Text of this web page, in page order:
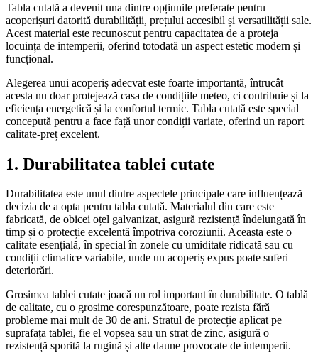
Tabla cutată a devenit una dintre opțiunile preferate pentru
acoperișuri datorită durabilității, prețului accesibil și versatilității sale.
Acest material este recunoscut pentru capacitatea de a proteja
locuința de intemperii, oferind totodată un aspect estetic modern și
funcțional.
Alegerea unui acoperiș adecvat este foarte importantă, întrucât
acesta nu doar protejează casa de condițiile meteo, ci contribuie și la
eficiența energetică și la confortul termic. Tabla cutată este special
concepută pentru a face față unor condiții variate, oferind un raport
calitate-preț excelent.
1. Durabilitatea tablei cutate
Durabilitatea este unul dintre aspectele principale care influențează
decizia de a opta pentru tabla cutată. Materialul din care este
fabricată, de obicei oțel galvanizat, asigură rezistență îndelungată în
timp și o protecție excelentă împotriva coroziunii. Aceasta este o
calitate esențială, în special în zonele cu umiditate ridicată sau cu
condiții climatice variabile, unde un acoperiș expus poate suferi
deteriorări.
Grosimea tablei cutate joacă un rol important în durabilitate. O tablă
de calitate, cu o grosime corespunzătoare, poate rezista fără
probleme mai mult de 30 de ani. Stratul de protecție aplicat pe
suprafața tablei, fie el vopsea sau un strat de zinc, asigură o
rezistență sporită la rugină și alte daune provocate de intemperii.